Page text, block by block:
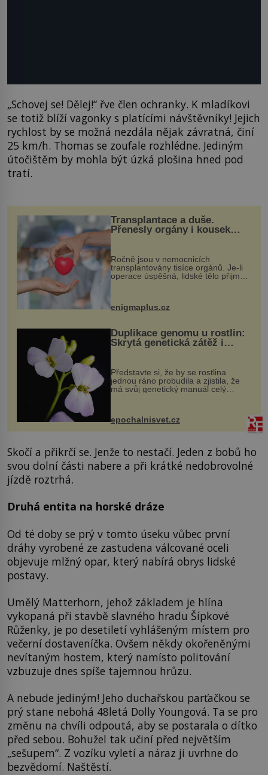
„Schovej se! Dělej!“ řve člen ochranky. K mladíkovi
se totiž blíží vagonky s platícími návštěvníky! Jejich
rychlost by se možná nezdála nějak závratná, činí
25 km/h. Thomas se zoufale rozhlédne. Jediným
útočištěm by mohla být úzká plošina hned pod
tratí.
Transplantace a duše.
Přenesly orgány i kousek
Ročně jsou v nemocnicích
transplantovány tisíce orgánů. Je-li
operace úspěšná, lidské tělo přijme
enigmaplus.cz
Duplikace genomu u rostlin:
Skrytá genetická zátěž i
Představte si, že by se rostlina
jednou ráno probudila a zjistila, že
má svůj genetický manuál celý
vstupenka...
epochalnisvet.cz
Skočí a přikrčí se. Jenže to nestačí. Jeden z bobů ho
svou dolní části nabere a při krátké nedobrovolné
jízdě roztrhá.
Druhá entita na horské dráze
Od té doby se prý v tomto úseku vůbec první
dráhy vyrobené ze zastudena válcované oceli
objevuje mlžný opar, který nabírá obrys lidské
postavy.
Umělý Matterhorn, jehož základem je hlína
vykopaná při stavbě slavného hradu Šípkové
Růženky, je po desetiletí vyhlášeným místem pro
večerní dostaveníčka. Ovšem někdy okořeněnými
nevítaným hostem, který namísto politování
vzbuzuje dnes spíše tajemnou hrůzu.
A nebude jediným! Jeho duchařskou parťačkou se
prý stane nebohá 48letá Dolly Youngová. Ta se pro
změnu na chvíli odpoutá, aby se postarala o dítko
před sebou. Bohužel tak učiní před největším
„sešupem“. Z vozíku vyletí a náraz ji uvrhne do
bezvědomí. Naštěstí.